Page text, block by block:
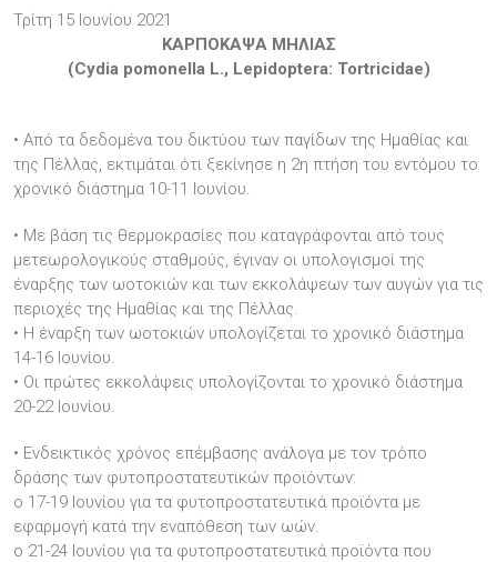
Τρίτη 15 Ιουνίου 2021
ΚΑΡΠΟΚΑΨΑ ΜΗΛΙΑΣ
(Cydia pomonella L., Lepidoptera: Tortricidae)
• Από τα δεδομένα του δικτύου των παγίδων της Ημαθίας και
της Πέλλας, εκτιμάται ότι ξεκίνησε η 2η πτήση του εντόμου το
χρονικό διάστημα 10-11 Ιουνίου.
• Με βάση τις θερμοκρασίες που καταγράφονται από τους
μετεωρολογικούς σταθμούς, έγιναν οι υπολογισμοί της
έναρξης των ωοτοκιών και των εκκολάψεων των αυγών για τις
περιοχές της Ημαθίας και της Πέλλας.
• Η έναρξη των ωοτοκιών υπολογίζεται το χρονικό διάστημα
14-16 Ιουνίου.
• Οι πρώτες εκκολάψεις υπολογίζονται το χρονικό διάστημα
20-22 Ιουνίου.
• Ενδεικτικός χρόνος επέμβασης ανάλογα με τον τρόπο
δράσης των φυτοπροστατευτικών προϊόντων:
o 17-19 Ιουνίου για τα φυτοπροστατευτικά προϊόντα με
εφαρμογή κατά την εναπόθεση των ωών.
o 21-24 Ιουνίου για τα φυτοπροστατευτικά προϊόντα που